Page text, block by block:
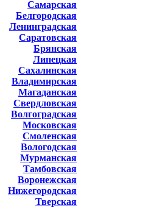
Самарская
Белгородская
Ленинградская
Саратовская
Брянская
Липецкая
Сахалинская
Владимирская
Магаданская
Свердловская
Волгоградская
Московская
Смоленская
Вологодская
Мурманская
Тамбовская
Воронежская
Нижегородская
Тверская